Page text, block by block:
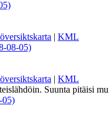
| KML
| KML
Suunta pitäisi